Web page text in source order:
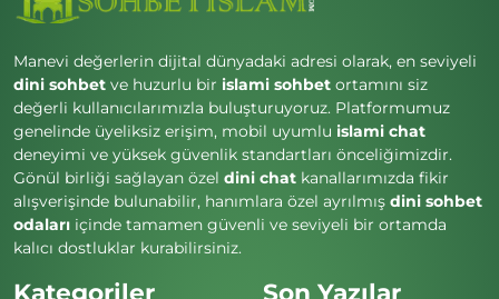
Manevi değerlerin dijital dünyadaki adresi olarak, en seviyeli
dini sohbet ve huzurlu bir islami sohbet ortamını siz
değerli kullanıcılarımızla buluşturuyoruz. Platformumuz
genelinde üyeliksiz erişim, mobil uyumlu islami chat
deneyimi ve yüksek güvenlik standartları önceliğimizdir.
Gönül birliği sağlayan özel dini chat kanallarımızda fikir
alışverişinde bulunabilir, hanımlara özel ayrılmış dini sohbet
odaları içinde tamamen güvenli ve seviyeli bir ortamda
kalıcı dostluklar kurabilirsiniz.
Kategoriler Son Yazılar